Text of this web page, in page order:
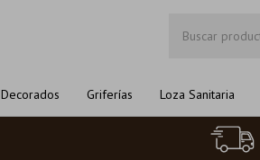
Decorados Griferías Loza Sanitaria